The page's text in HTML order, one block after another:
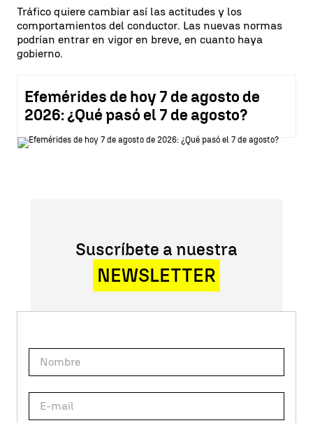
Tráfico quiere cambiar así las actitudes y los
comportamientos del conductor. Las nuevas normas
podrían entrar en vigor en breve, en cuanto haya
gobierno.
Efemérides de hoy 7 de agosto de
2026: ¿Qué pasó el 7 de agosto?
Suscríbete a nuestra
NEWSLETTER